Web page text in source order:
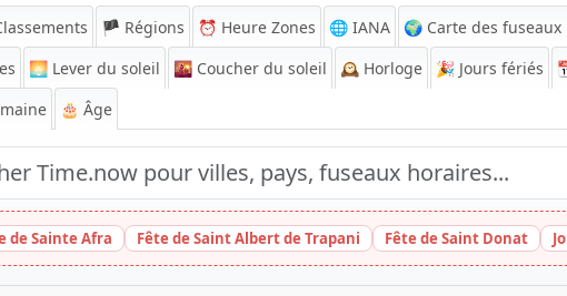
🏴 Régions ⏰ Heure Zones 🌐 IANA 🌍 Carte des fuseaux
🌅 Lever du soleil 🌇 Coucher du soleil 🕰️ Horloge 🎉 Jours fériés
🎂 Âge
de Sainte Afra Fête de Saint Albert de Trapani Fête de Saint Donat